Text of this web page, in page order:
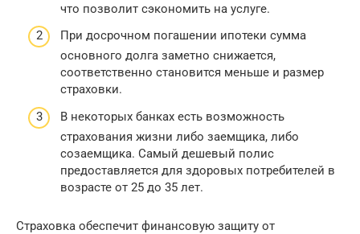
что позволит сэкономить на услуге.
При досрочном погашении ипотеки сумма
основного долга заметно снижается,
соответственно становится меньше и размер
страховки.
В некоторых банках есть возможность
страхования жизни либо заемщика, либо
созаемщика. Самый дешевый полис
предоставляется для здоровых потребителей в
возрасте от 25 до 35 лет.
Страховка обеспечит финансовую защиту от